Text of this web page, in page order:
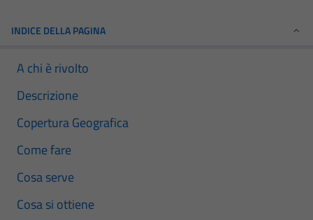
INDICE DELLA PAGINA
A chi è rivolto
Descrizione
Copertura Geografica
Come fare
Cosa serve
Cosa si ottiene